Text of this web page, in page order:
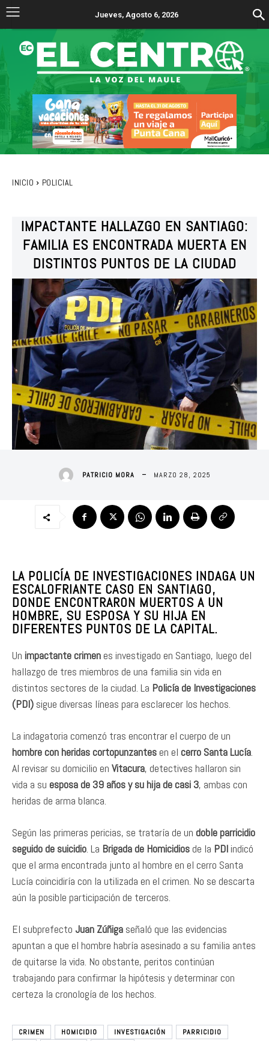
Jueves, Agosto 6, 2026
INICIO POLICIAL
IMPACTANTE HALLAZGO EN SANTIAGO:
FAMILIA ES ENCONTRADA MUERTA EN
DISTINTOS PUNTOS DE LA CIUDAD
PATRICIO MORA MARZO 28, 2025
LA POLICÍA DE INVESTIGACIONES INDAGA UN
ESCALOFRIANTE CASO EN SANTIAGO,
DONDE ENCONTRARON MUERTOS A UN
HOMBRE, SU ESPOSA Y SU HIJA EN
DIFERENTES PUNTOS DE LA CAPITAL.
Un impactante crimenes investigado en Santiago, luego del
hallazgo de tres miembros de una familia sin vida en
distintos sectores de la ciudad. La Policía de Investigaciones
(PDI) sigue diversas líneas para esclarecer los hechos.
La indagatoria comenzó tras encontrar el cuerpo de un
hombre con heridas cortopunzantesen el cerro Santa Lucía.
Al revisar su domicilio en Vitacura, detectives hallaron sin
vida a su esposa de 39 años y su hija de casi 3, ambas con
heridas de arma blanca.
Según las primeras pericias, se trataría de un doble parricidio
seguido de suicidio. La Brigada de Homicidiosde la PDIindicó
que el arma encontrada junto al hombre en el cerro Santa
Lucía coincidiría con la utilizada en el crimen. No se descarta
aún la posible participación de terceros.
El subprefecto Juan Zúñiga señaló que las evidencias
apuntan a que el hombre habría asesinado a su familia antes
de quitarse la vida. No obstante, peritos continúan
trabajando para confirmar la hipótesis y determinar con
certeza la cronología de los hechos.
CRIMEN HOMICIDIO INVESTIGACIÓN
PARRICIDIO